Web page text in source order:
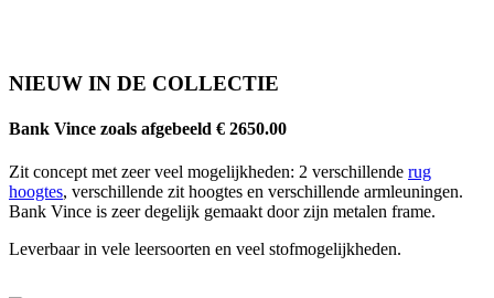
NIEUW IN DE COLLECTIE
Bank Vince zoals afgebeeld € 2650.00
Zit concept met zeer veel mogelijkheden: 2 verschillende rug
hoogtes, verschillende zit hoogtes en verschillende armleuningen.
Bank Vince is zeer degelijk gemaakt door zijn metalen frame.
Leverbaar in vele leersoorten en veel stofmogelijkheden.